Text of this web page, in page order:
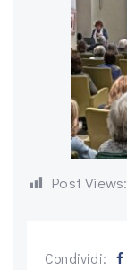
Post Views:
Condividi: